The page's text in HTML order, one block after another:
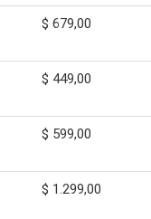
$ 679,00
$ 449,00
$ 599,00
$ 1.299,00